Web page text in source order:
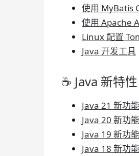
使用 MyBatis
使用 Apache
Linux 配置
Java 开发工具
☕ Java 新特性
Java 21 新功
Java 20 新功
Java 19 新功
Java 18 新功